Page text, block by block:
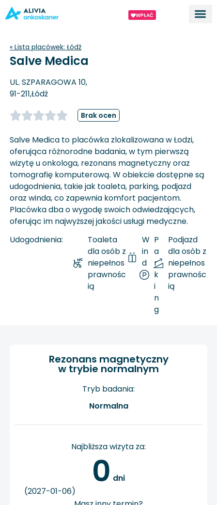
WPŁAĆ
« Lista placówek: Łódź
Salve Medica
UL. SZPARAGOWA 10,
91-211,Łódź
Brak ocen
Salve Medica to placówka zlokalizowana w Łodzi,
oferująca różnorodne badania, w tym pierwszą
wizytę u onkologa, rezonans magnetyczny oraz
tomografię komputerową. W obiekcie dostępne są
udogodnienia, takie jak toaleta, parking, podjazd
oraz winda, co zapewnia komfort pacjentom.
Placówka dba o wygodę swoich odwiedzających,
oferując im najwyższej jakości usługi medyczne.
Udogodnienia:
Toaleta
dla osób z
niepełnos
prawnośc
ią
W
in
d
a
P
a
r
k
i
n
g
Podjazd
dla osób z
niepełnos
prawnośc
ią
Rezonans magnetyczny
w trybie normalnym
Tryb badania:
Normalna
Najbliższa wizyta za:
0 dni
(2027-01-06)